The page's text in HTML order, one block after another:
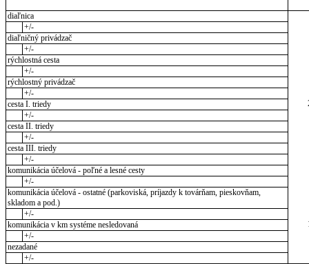
diaľnica
+/-
diaľničný privádzač
+/-
rýchlostná cesta
+/-
rýchlostný privádzač
+/-
cesta I. triedy
+/-
cesta II. triedy
+/-
cesta III. triedy
+/-
komunikácia účelová - poľné a lesné cesty
+/-
komunikácia účelová - ostatné (parkoviská, príjazdy k továrňam, pieskovňam,
skladom a pod.)
+/-
komunikácia v km systéme nesledovaná
+/-
nezadané
+/-